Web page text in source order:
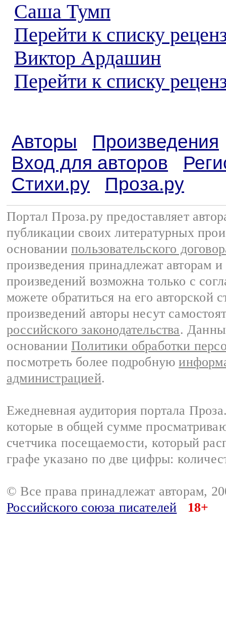
Саша Тумп
Перейти к списку
Виктор Ардашин
Перейти к списку
Авторы
Произведения
Вход для авторов
Стихи.ру
Проза.ру
Портал Проза.ру предоставляет
публикации своих литературных
основании пользовательского
произведения принадлежат авторам
произведений возможна только с
можете обратиться на его авторской
произведений авторы несут
российского законодательства.
основании Политики обработки
посмотреть более подробную
администрацией.
Ежедневная аудитория портала
которые в общей сумме
счетчика посещаемости, который
графе указано по две цифры:
© Все права принадлежат авторам,
Российского союза писателей
18+